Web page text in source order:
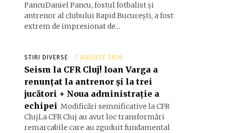
PancuDaniel Pancu, fostul fotbalist și
antrenor al clubului Rapid București, a fost
extrem de impresionat de...
STIRI DIVERSE 7 AUGUST 2026
Seism la CFR Cluj! Ioan Varga a
renunțat la antrenor și la trei
jucători + Noua administrație a
echipei Modificări semnificative la CFR
ClujLa CFR Cluj au avut loc transformări
remarcabile care au zguduit fundamental